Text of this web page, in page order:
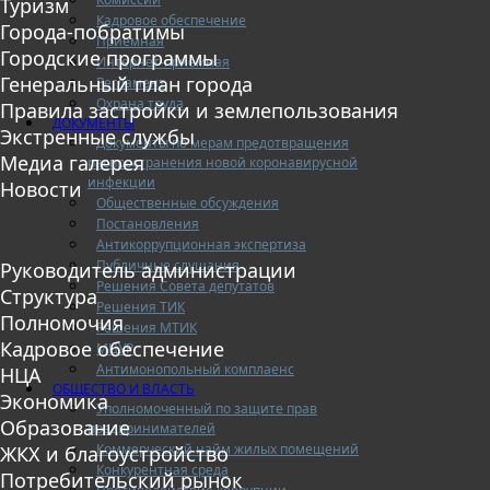
Кадровое обеспечение
Приемная
Интернет-приемная
Регламент
Охрана труда
ДОКУМЕНТЫ
Документы по мерам предотвращения
распространения новой коронавирусной
инфекции
Общественные обсуждения
Постановления
Антикоррупционная экспертиза
Публичные слушания
Решения Совета депутатов
Решения ТИК
Решения МТИК
МЦУР
Антимонопольный комплаенс
ОБЩЕСТВО И ВЛАСТЬ
Уполномоченный по защите прав
предпринимателей
Коммерческий найм жилых помещений
Конкурентная среда
Туризм
Города-побратимы
Городские программы
Генеральный план города
Правила застройки и землепользования
Экстренные службы
Медиа галерея
Новости
Руководитель администрации
Структура
Полномочия
Кадровое обеспечение
НЦА
Экономика
Образование
ЖКХ и благоустройство
Потребительский рынок